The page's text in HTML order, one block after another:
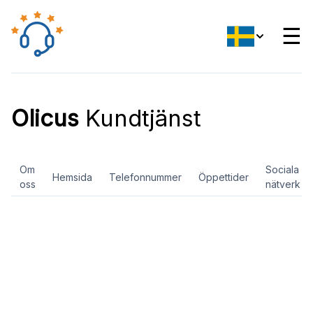
☰
Olicus Kundtjänst
Om
oss
Hemsida Telefonnummer Öppettider
Sociala
nätverk